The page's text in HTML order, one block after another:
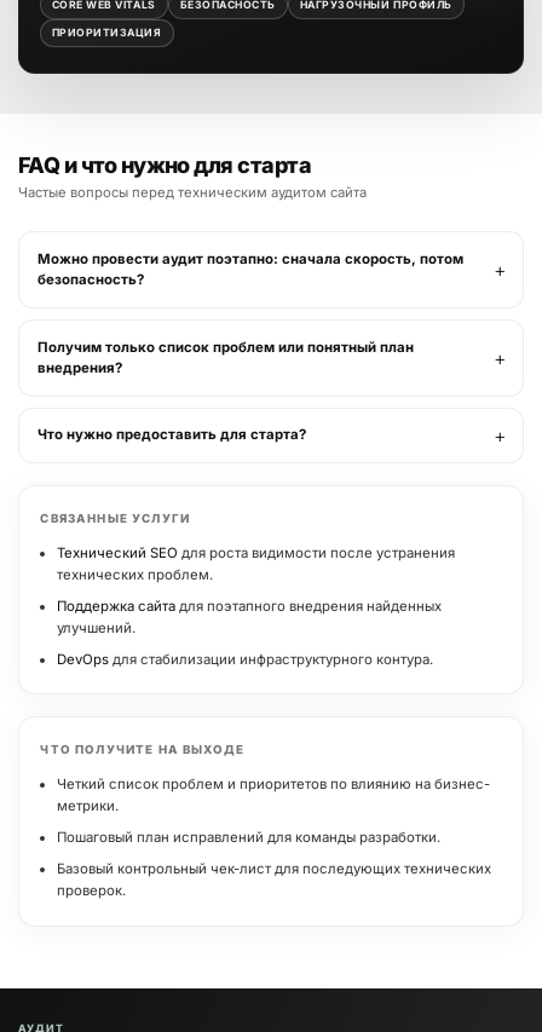
CORE WEB VITALS БЕЗОПАСНОСТЬ НАГРУЗОЧНЫЙ ПРОФИЛЬ
ПРИОРИТИЗАЦИЯ
FAQ и что нужно для старта
Частые вопросы перед техническим аудитом сайта
Можно провести аудит поэтапно: сначала скорость, потом
безопасность?
Получим только список проблем или понятный план
внедрения?
Что нужно предоставить для старта?
СВЯЗАННЫЕ УСЛУГИ
Технический SEO для роста видимости после устранения
технических проблем.
Поддержка сайта для поэтапного внедрения найденных
улучшений.
DevOps для стабилизации инфраструктурного контура.
ЧТО ПОЛУЧИТЕ НА ВЫХОДЕ
Четкий список проблем и приоритетов по влиянию на бизнес-
метрики.
Пошаговый план исправлений для команды разработки.
Базовый контрольный чек-лист для последующих технических
проверок.
АУДИТ